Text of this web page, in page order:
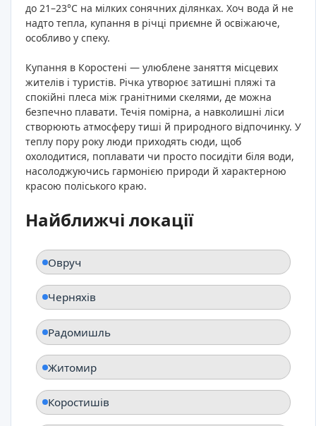
до 21–23°C на мілких сонячних ділянках. Хоч вода й не
надто тепла, купання в річці приємне й освіжаюче,
особливо у спеку.
Купання в Коростені — улюблене заняття місцевих
жителів і туристів. Річка утворює затишні пляжі та
спокійні плеса між гранітними скелями, де можна
безпечно плавати. Течія помірна, а навколишні ліси
створюють атмосферу тиші й природного відпочинку. У
теплу пору року люди приходять сюди, щоб
охолодитися, поплавати чи просто посидіти біля води,
насолоджуючись гармонією природи й характерною
красою поліського краю.
Найближчі локації
Овруч
Черняхів
Радомишль
Житомир
Коростишів